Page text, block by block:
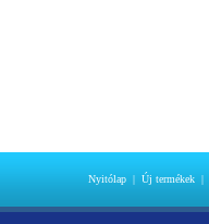
Nyitólap| Új termékek|